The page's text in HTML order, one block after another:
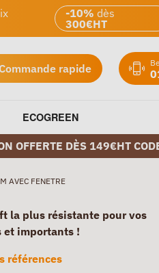
-10% dès
300€HT
rapide
ECOGREEN
OFFERTE DÈS 149€HT
AVEC FENETRE
la plus résistante pour vos
et importants !
références